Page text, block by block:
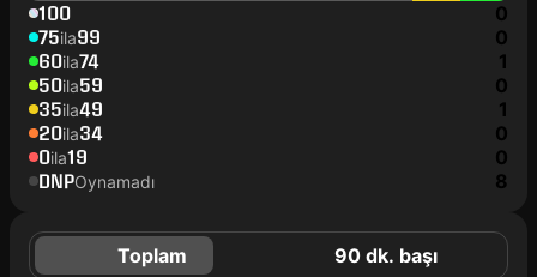
100 0
75ila99 0
60ila74 1
50ila59 0
35ila49 1
20ila34 0
0ila19 0
DNPOynamadı 8
Toplam 90 dk. başı